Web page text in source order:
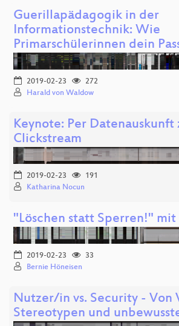
Guerillapädagogik in der
Informationstechnik: Wie
Primarschülerinnen dein
2019-02-23
272
Harald von Waldow
Keynote: Per
Clickstream
2019-02-23
191
Katharina Nocun
"Löschen statt Sperren!" mit
2019-02-23
33
Bernie Höneisen
Nutzer/in vs. Security - Von
Stereotypen und